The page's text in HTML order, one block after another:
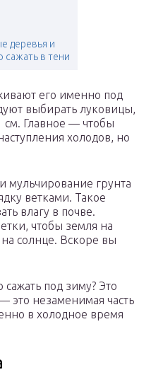
деревья и
сажать в тени
его именно под
выбирать луковицы,
см. Главное — чтобы
холодов, но
мульчирование грунта
ветками. Такое
влагу в почве.
чтобы земля на
солнце. Вскоре вы
под зиму? Это
это незаменимая часть
в холодное время